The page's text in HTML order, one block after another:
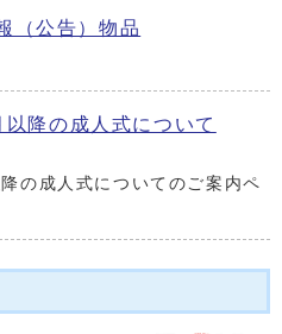
（公告）物品
降の成人式について
の成人式についてのご案内ペ